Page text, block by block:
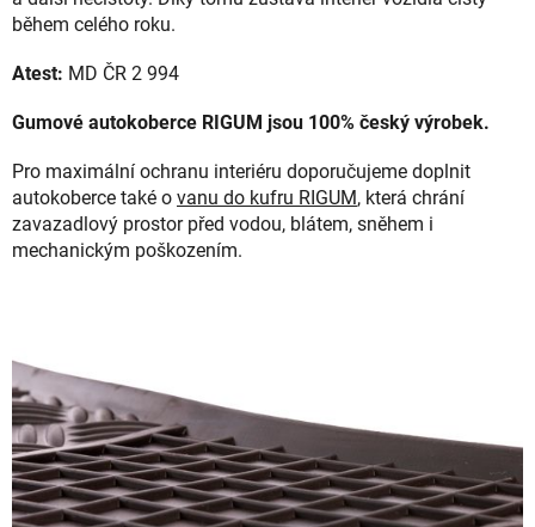
během celého roku.
Atest: MD ČR 2 994
Gumové autokoberce RIGUM jsou 100% český výrobek.
Pro maximální ochranu interiéru doporučujeme doplnit
autokoberce také o vanu do kufru RIGUM, která chrání
zavazadlový prostor před vodou, blátem, sněhem i
mechanickým poškozením.